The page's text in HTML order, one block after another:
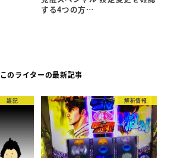
する4つの方…
このライターの最新記事
雑記 解析情報